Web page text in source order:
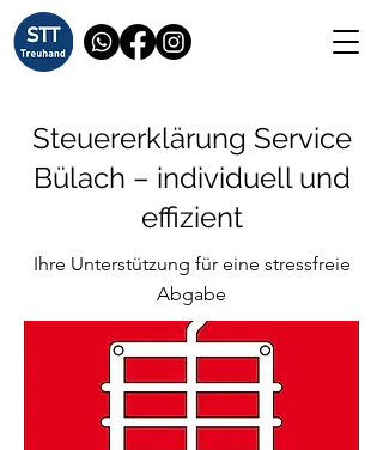
Steuererklärung Service
Bülach – individuell und
effizient
Ihre Unterstützung für eine stressfreie
Abgabe